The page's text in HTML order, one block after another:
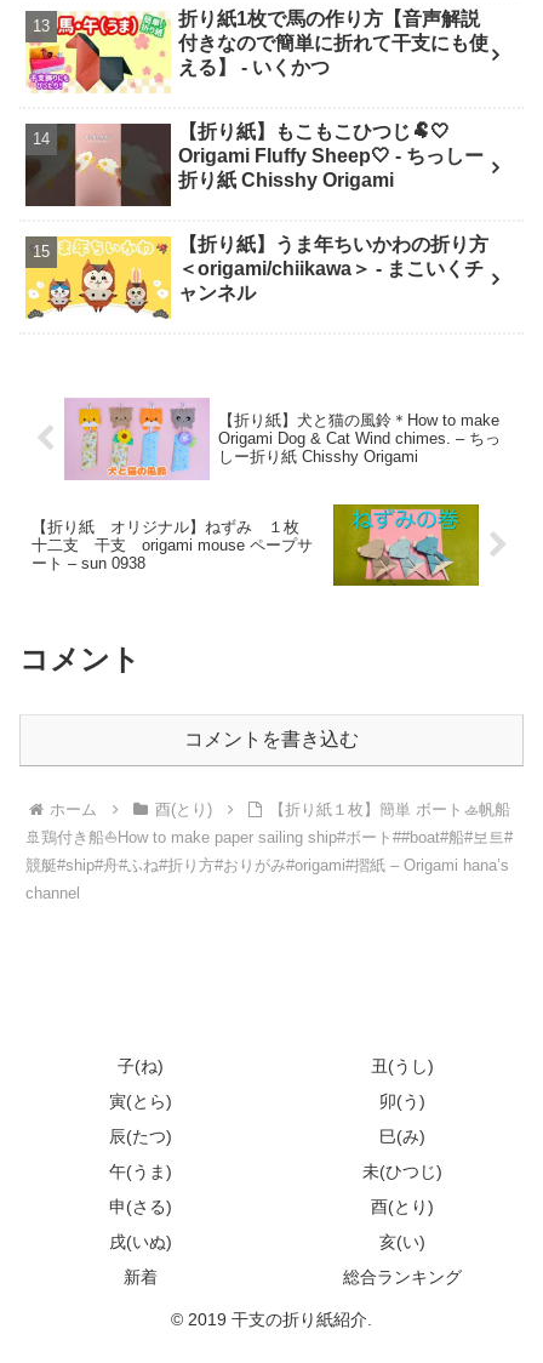
折り紙1枚で馬の作り方【音声解説
付きなので簡単に折れて干支にも使
える】 - いくかつ
【折り紙】もこもこひつじ🐏🤍
Origami Fluffy Sheep🤍 - ちっしー
折り紙 Chisshy Origami
【折り紙】うま年ちいかわの折り方
＜origami/chiikawa＞ - まこいくチ
ャンネル
【折り紙】犬と猫の風鈴＊How to make
Origami Dog & Cat Wind chimes. – ちっ
しー折り紙 Chisshy Origami
【折り紙 オリジナル】ねずみ １枚
十二支 干支 origami mouse ペープサ
ート – sun 0938
コメント
コメントを書き込む
ホーム 酉(とり)
【折り紙１枚】簡単 ボート🚣帆船
🚢鶏付き船⛵How to make paper sailing ship#ボート##boat#船#보트#
競艇#ship#舟#ふね#折り方#おりがみ#origami#摺紙 – Origami hana’s
channel
子(ね)
丑(うし)
寅(とら)
卯(う)
辰(たつ)
巳(み)
午(うま)
未(ひつじ)
申(さる)
酉(とり)
戌(いぬ)
亥(い)
新着
総合ランキング
© 2019 干支の折り紙紹介.